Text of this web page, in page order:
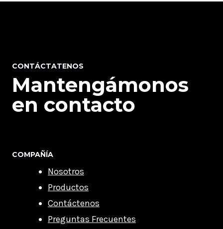
CONTÁCTATENOS
Mantengámonos
en contacto
COMPAÑÍA
Nosotros
Productos
Contáctenos
Preguntas Frecuentes